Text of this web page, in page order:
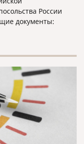
России
документы: